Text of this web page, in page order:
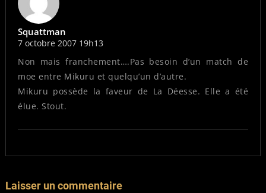
Squattman
7 octobre 2007 19h13
Non mais franchement….Pas besoin d’un match de
moe entre Mikuru et quelqu’un d’autre.
Mikuru possède la faveur de La Déesse. Elle a été
élue. Stout.
Laisser un commentaire